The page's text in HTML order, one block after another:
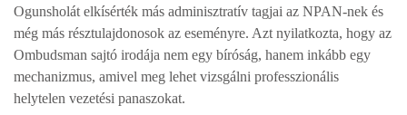
GLOBOTV
AFRIKA TUDÁSTÁR
Ogunsholát elkísérték más adminisztratív tagjai az NPAN-nek és
még más résztulajdonosok az eseményre. Azt nyilatkozta, hogy az
Ombudsman sajtó irodája nem egy bíróság, hanem inkább egy
mechanizmus, amivel meg lehet vizsgálni professzionális
helytelen vezetési panaszokat.